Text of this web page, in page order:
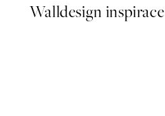
Walldesign inspirace